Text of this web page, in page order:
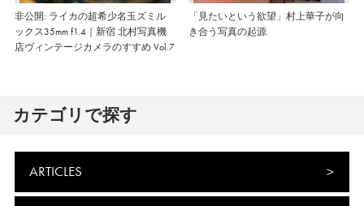
非公開: ライカの超希少名玉ズミル
ックス35mm f1.4｜新宿 北村写真機
店ヴィンテージカメラのすすめ Vol.7
「見たいという欲望」村上華子が向
き合う写真の起源
カテゴリで探す
ARTICLES